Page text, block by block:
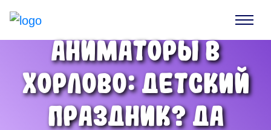
Аниматоры в
Хорлово: детский
праздник? Да